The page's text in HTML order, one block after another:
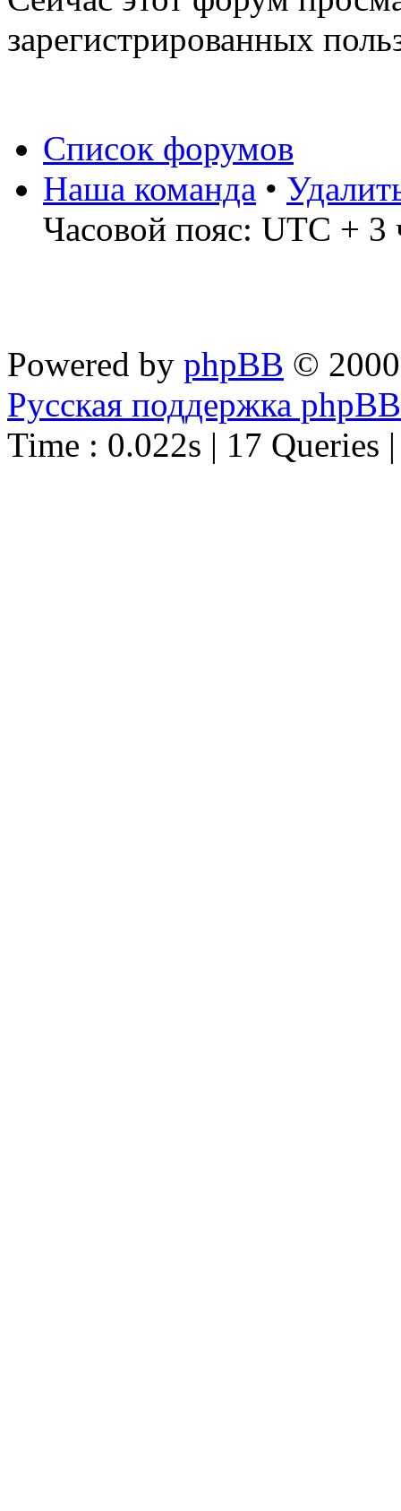
зарегистрированных
Список форумов
Наша команда •
Часовой пояс: UTC + 3
Powered by phpBB ©
Русская поддержка phpBB
Time : 0.022s | 17 Queries